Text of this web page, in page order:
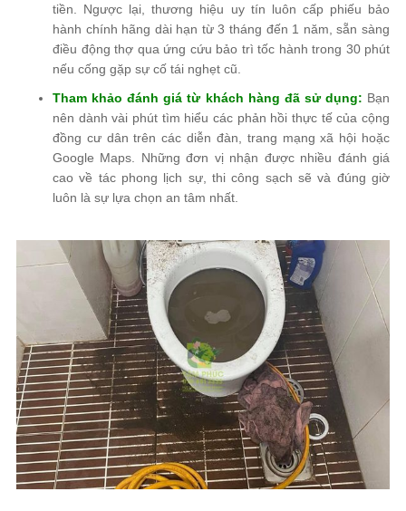
tiền. Ngược lại, thương hiệu uy tín luôn cấp phiếu bảo
hành chính hãng dài hạn từ 3 tháng đến 1 năm, sẵn sàng
điều động thợ qua ứng cứu bảo trì tốc hành trong 30 phút
nếu cống gặp sự cố tái nghẹt cũ.
Tham khảo đánh giá từ khách hàng đã sử dụng: Bạn
nên dành vài phút tìm hiểu các phản hồi thực tế của cộng
đồng cư dân trên các diễn đàn, trang mạng xã hội hoặc
Google Maps. Những đơn vị nhận được nhiều đánh giá
cao về tác phong lịch sự, thi công sạch sẽ và đúng giờ
luôn là sự lựa chọn an tâm nhất.